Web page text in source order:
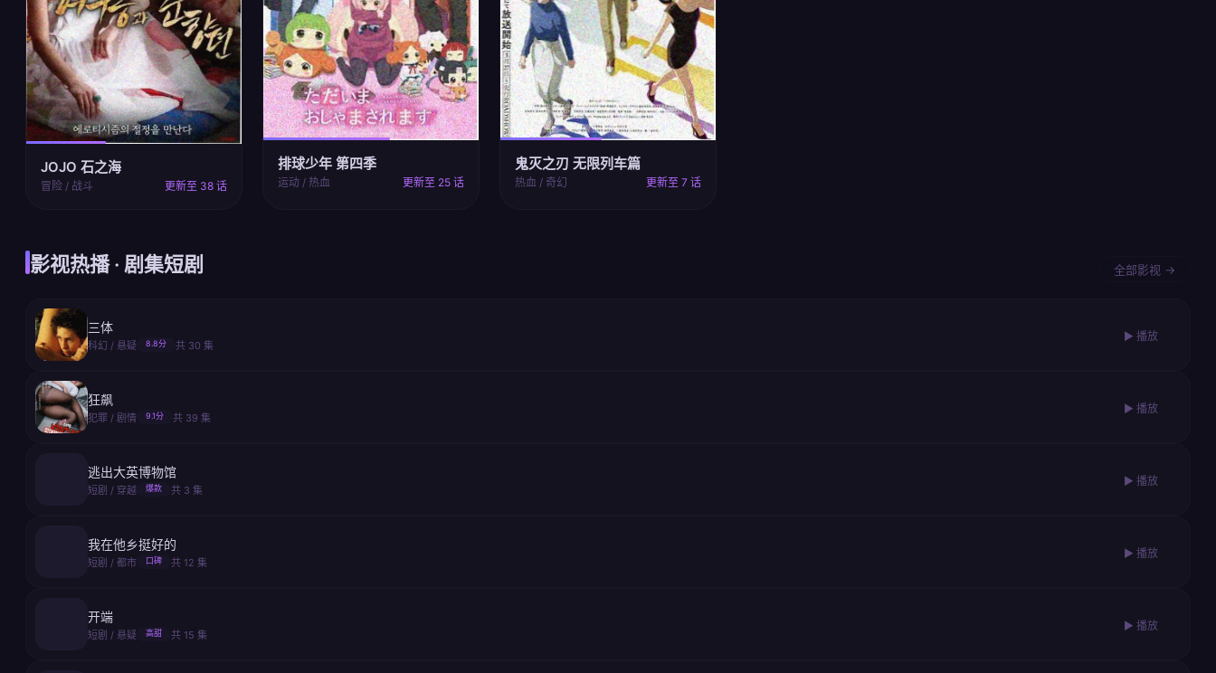
JOJO 石之海
冒险 / 战斗 更新至 38 话
排球少年 第四季
运动 / 热血 更新至 25 话
鬼灭之刃 无限列车篇
热血 / 奇幻 更新至 7 话
影视热播 · 剧集短剧 全部影视 →
三体
科幻 / 悬疑 8.8分 共 30 集
▶ 播放
狂飙
犯罪 / 剧情 9.1分 共 39 集
▶ 播放
逃出大英博物馆
短剧 / 穿越 爆款 共 3 集
▶ 播放
我在他乡挺好的
短剧 / 都市 口碑 共 12 集
▶ 播放
开端
短剧 / 悬疑 高甜 共 15 集
▶ 播放